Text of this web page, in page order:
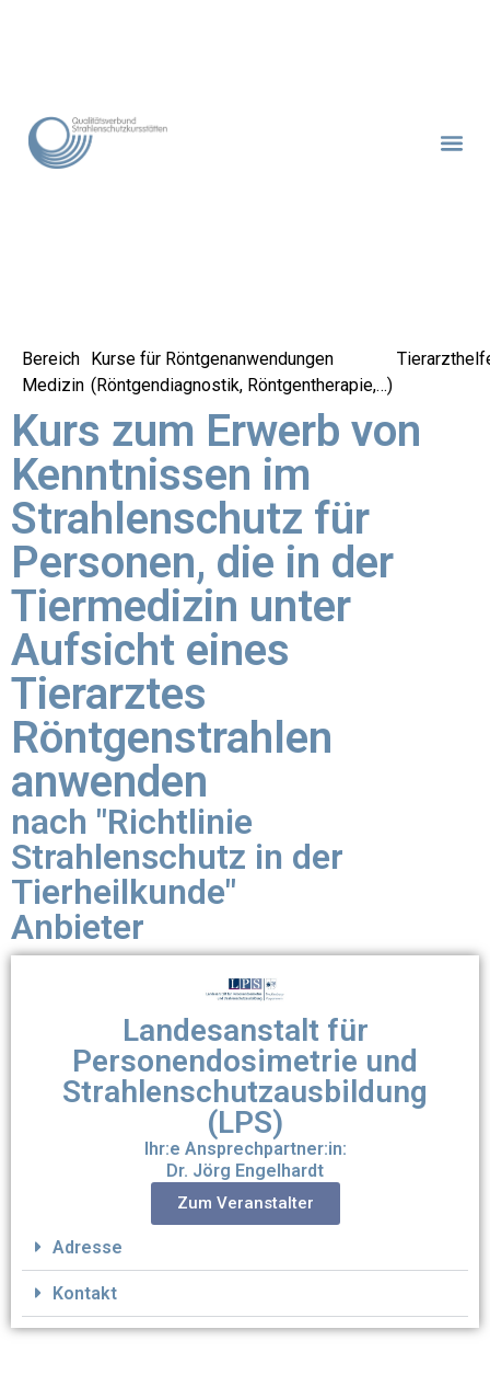
Bereich
Medizin
Kurse für Röntgenanwendungen
(Röntgendiagnostik, Röntgentherapie,…)
Kurs zum Erwerb von
Kenntnissen im
Strahlenschutz für
Personen, die in der
Tiermedizin unter
Aufsicht eines
Tierarztes
Röntgenstrahlen
anwenden
nach "Richtlinie
Strahlenschutz in der
Tierheilkunde"
Anbieter
Landesanstalt für
Personendosimetrie und
Strahlenschutzausbildung
(LPS)
Ihr:e Ansprechpartner:in:
Dr. Jörg Engelhardt
Zum Veranstalter
Adresse
Kontakt